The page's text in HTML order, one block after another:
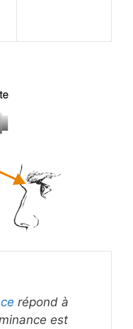
répond à
est